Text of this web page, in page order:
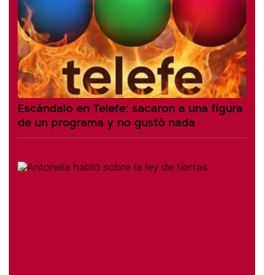
Escándalo en Telefe: sacaron a una figura
de un programa y no gustó nada